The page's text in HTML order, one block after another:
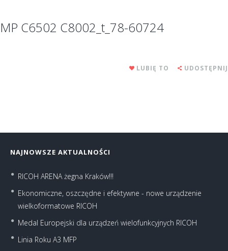
MP C6502 C8002_t_78-60724
LUBIĘ TO UDOSTĘPNIJ
NAJNOWSZE AKTUALNOŚCI
RICOH ARENA żegna Kraków!!!
Ekonomiczne, oszczędne i efektywne - nowe urządzenie
wielkoformatowe RICOH
Medal Europejski dla urządzeń wielofunkcyjnych RICOH
Linia Roku A3 MFP